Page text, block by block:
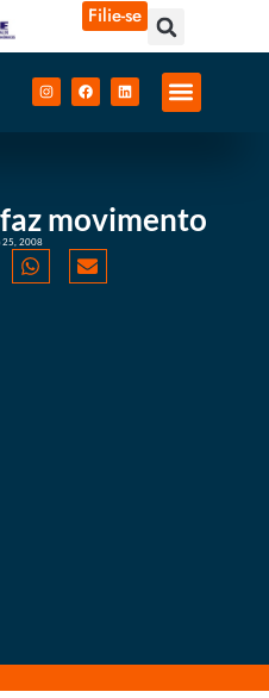
Filie-se
movimento
25, 2008